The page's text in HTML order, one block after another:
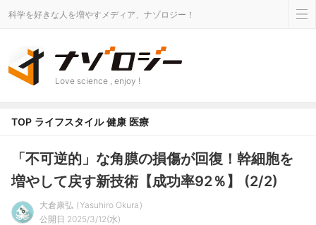
科学を好きな人を増やすメディア、ナゾロジー！
Love science , enjoy !
TOP ライフスタイル 健康 医療
「不可逆的」な角膜の損傷が回復！幹細胞を
増やして戻す新技術【成功率92％】 (2/2)
大倉康弘
Yasuhiro Okura
公開日 2025/3/12(水)